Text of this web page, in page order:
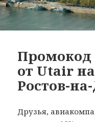
Промокод
от Utair
Ростов-
Друзья,